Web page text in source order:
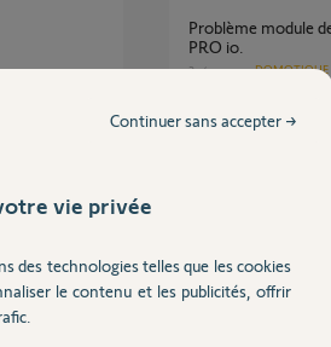
Problème module de connectivité sur V500
PRO io.
3réponses DOMOTIQUE
AUTRES
vie privée
des technologies telles que les cookies
le contenu et les publicités, offrir
Continuer sans accepter →